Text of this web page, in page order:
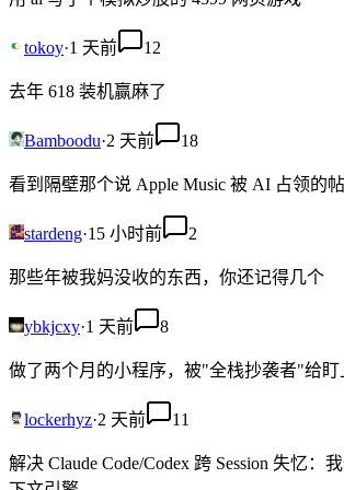
tokoy·1 天前 12
去年 618 装机赢麻了
Bamboodu·2 天前 18
看到隔壁那个说 Apple Music 被 AI 占领的
stardeng·15 小时前 2
那些年被我妈没收的东西，你还记得几个
ybkjcxy·1 天前 8
做了两个月的小程序，被"全栈抄袭者"给盯
lockerhyz·2 天前 11
解决 Claude Code/Codex 跨 Session 失忆：